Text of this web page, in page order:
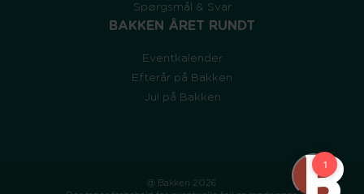
Spørgsmål & Svar
BAKKEN ÅRET RUNDT
Eventkalender
Efterår på Bakken
Jul på Bakken
@ Bakken 2026